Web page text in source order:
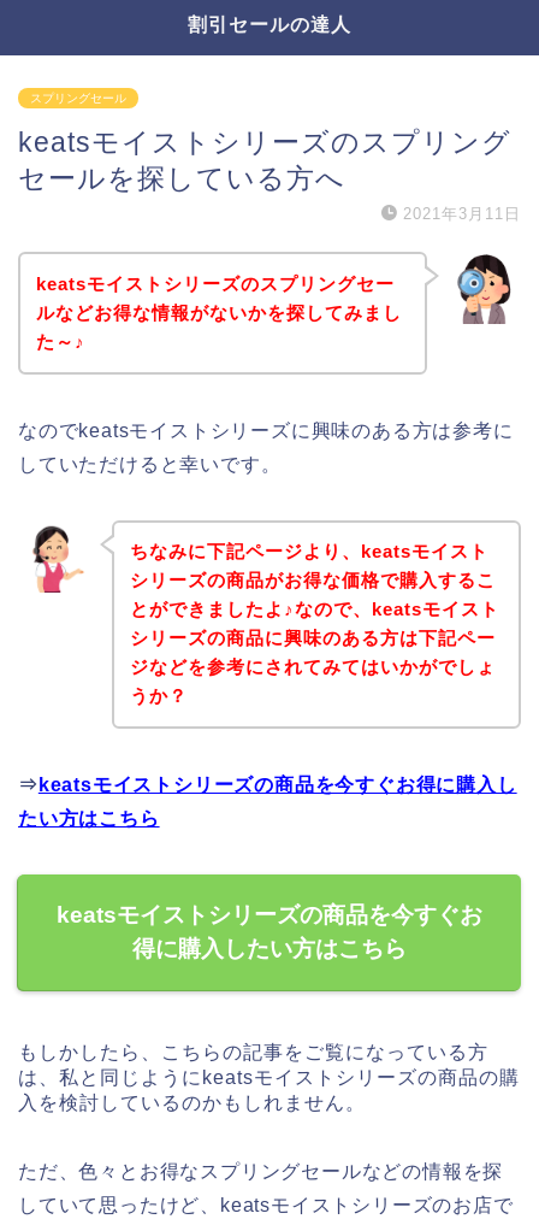
割引セールの達人
スプリングセール
keatsモイストシリーズのスプリング
セールを探している方へ
2021年3月11日
keatsモイストシリーズのスプリングセー
ルなどお得な情報がないかを探してみまし
た～♪
なのでkeatsモイストシリーズに興味のある方は参考に
していただけると幸いです。
ちなみに下記ページより、keatsモイスト
シリーズの商品がお得な価格で購入するこ
とができましたよ♪なので、keatsモイスト
シリーズの商品に興味のある方は下記ペー
ジなどを参考にされてみてはいかがでしょ
うか？
⇒ keatsモイストシリーズの商品を今すぐお得に購入し
たい方はこちら
keatsモイストシリーズの商品を今すぐお
得に購入したい方はこちら
もしかしたら、こちらの記事をご覧になっている方
は、私と同じようにkeatsモイストシリーズの商品の購
入を検討しているのかもしれません。
ただ、色々とお得なスプリングセールなどの情報を探
していて思ったけど、keatsモイストシリーズのお店で